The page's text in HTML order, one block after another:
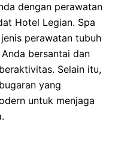
dengan perawatan
Hotel Legian. Spa
perawatan tubuh
bersantai dan
Selain itu,
yang
untuk menjaga